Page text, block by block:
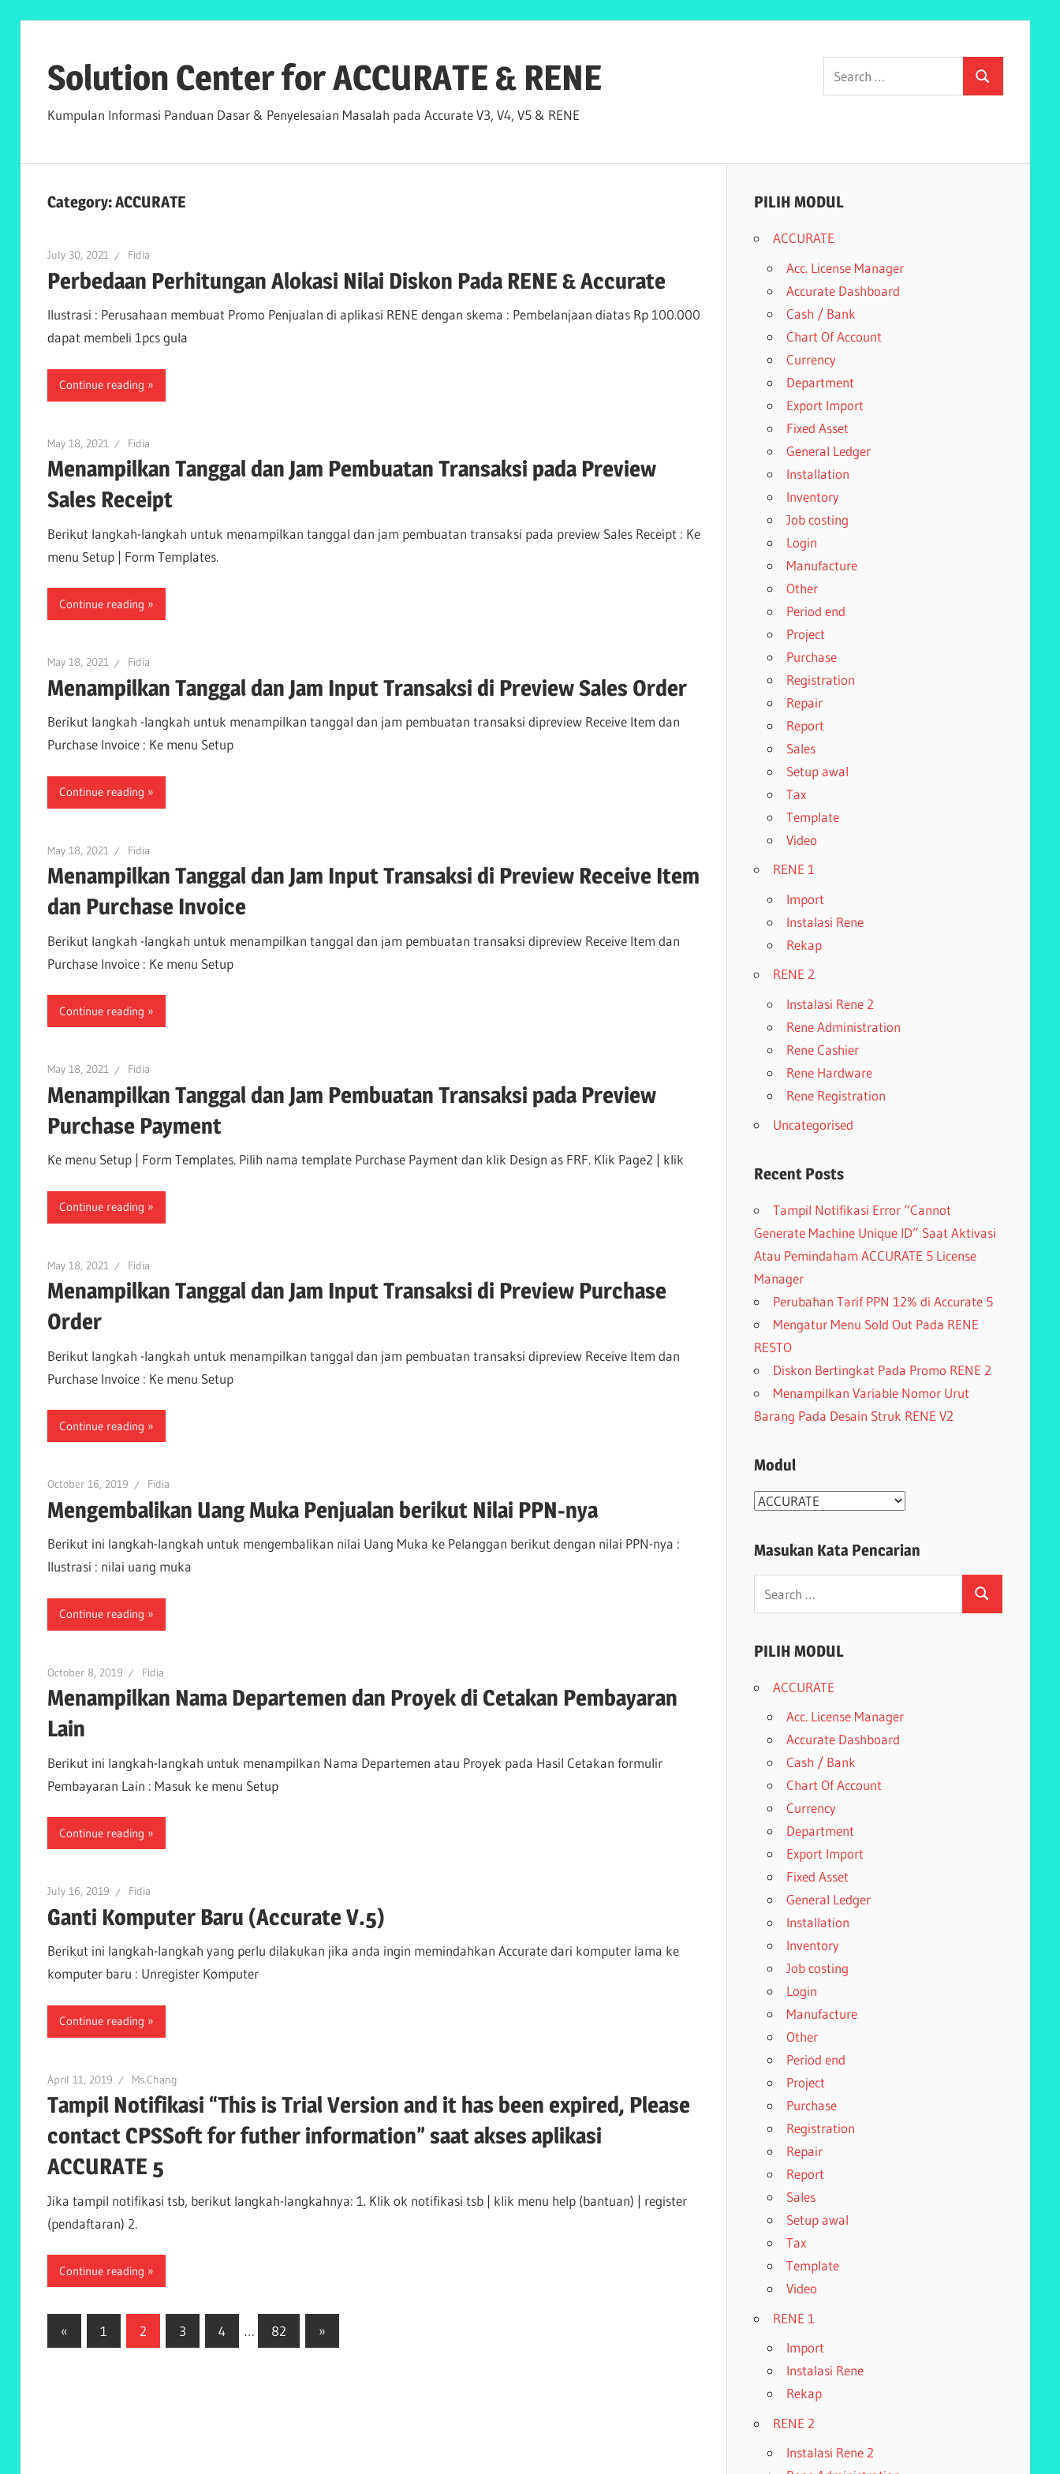
contentSolution Center for ACCURATE & RENE
Kumpulan Informasi Panduan Dasar & Penyelesaian Masalah pada Accurate V3, V4, V5 & RENE
Search
for:
Search
Category:ACCURATE
July 30, 2021 Fidia
Perbedaan Perhitungan Alokasi Nilai Diskon Pada RENE & Accurate
Ilustrasi : Perusahaan membuat Promo Penjualan di aplikasi RENE dengan skema : Pembelanjaan diatas Rp 100.000
dapat membeli 1pcs gula
Continue reading
May 18, 2021 Fidia
Menampilkan Tanggal dan Jam Pembuatan Transaksi pada Preview
Sales Receipt
Berikut langkah-langkah untuk menampilkan tanggal dan jam pembuatan transaksi pada preview Sales Receipt : Ke
menu Setup | Form Templates.
Continue reading
May 18, 2021 Fidia
Menampilkan Tanggal dan Jam Input Transaksi di Preview Sales Order
Berikut langkah -langkah untuk menampilkan tanggal dan jam pembuatan transaksi dipreview Receive Item dan
Purchase Invoice : Ke menu Setup
Continue reading
May 18, 2021 Fidia
Menampilkan Tanggal dan Jam Input Transaksi di Preview Receive Item
dan Purchase Invoice
Berikut langkah -langkah untuk menampilkan tanggal dan jam pembuatan transaksi dipreview Receive Item dan
Purchase Invoice : Ke menu Setup
Continue reading
May 18, 2021 Fidia
Menampilkan Tanggal dan Jam Pembuatan Transaksi pada Preview
Purchase Payment
Ke menu Setup | Form Templates. Pilih nama template Purchase Payment dan klik Design as FRF. Klik Page2 | klik
Continue reading
May 18, 2021 Fidia
Menampilkan Tanggal dan Jam Input Transaksi di Preview Purchase
Order
Berikut langkah -langkah untuk menampilkan tanggal dan jam pembuatan transaksi dipreview Receive Item dan
Purchase Invoice : Ke menu Setup
Continue reading
October 16, 2019 Fidia
Mengembalikan Uang Muka Penjualan berikut Nilai PPN-nya
Berikut ini langkah-langkah untuk mengembalikan nilai Uang Muka ke Pelanggan berikut dengan nilai PPN-nya :
Ilustrasi : nilai uang muka
Continue reading
October 8, 2019 Fidia
Menampilkan Nama Departemen dan Proyek di Cetakan Pembayaran
Lain
Berikut ini langkah-langkah untuk menampilkan Nama Departemen atau Proyek pada Hasil Cetakan formulir
Pembayaran Lain : Masuk ke menu Setup
Continue reading
July 16, 2019 Fidia
Ganti Komputer Baru (Accurate V.5)
Berikut ini langkah-langkah yang perlu dilakukan jika anda ingin memindahkan Accurate dari komputer lama ke
komputer baru : Unregister Komputer
Continue reading
April 11, 2019 Ms.Chang
Tampil Notifikasi “This is Trial Version and it has been expired, Please
contact CPSSoft for futher information” saat akses aplikasi
ACCURATE 5
Jika tampil notifikasi tsb, berikut langkah-langkahnya: 1. Klik ok notifikasi tsb | klik menu help (bantuan) | register
(pendaftaran) 2.
Continue reading
Posts
«Previous
Posts
1 2 3 4 … 82
Next
Posts
»
PILIH MODUL
ACCURATE
Acc. License Manager
Accurate Dashboard
Cash / Bank
Chart Of Account
Currency
Department
Export Import
Fixed Asset
General Ledger
Installation
Inventory
Job costing
Login
Manufacture
Other
Period end
Project
Purchase
Registration
Repair
Report
Sales
Setup awal
Tax
Template
Video
RENE 1
Import
Instalasi Rene
Rekap
RENE 2
Instalasi Rene 2
Rene Administration
Rene Cashier
Rene Hardware
Rene Registration
Uncategorised
Recent Posts
Tampil Notifikasi Error “Cannot
Generate Machine Unique ID” Saat Aktivasi
Atau Pemindaham ACCURATE 5 License
Manager
Perubahan Tarif PPN 12% di Accurate 5
Mengatur Menu Sold Out Pada RENE
RESTO
Diskon Bertingkat Pada Promo RENE 2
Menampilkan Variable Nomor Urut
Barang Pada Desain Struk RENE V2
Modul
Modul
Masukan Kata Pencarian
Search
PILIH MODUL
ACCURATE
Acc. License Manager
Accurate Dashboard
Cash / Bank
Chart Of Account
Currency
Department
Export Import
Fixed Asset
General Ledger
Installation
Inventory
Job costing
Login
Manufacture
Other
Period end
Project
Purchase
Registration
Repair
Report
Sales
Setup awal
Tax
Template
Video
RENE 1
Import
Instalasi Rene
Rekap
RENE 2
Instalasi Rene 2